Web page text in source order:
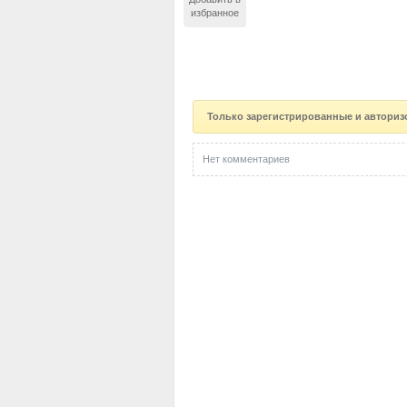
избранное
Только зарегистрированные и
Нет комментариев